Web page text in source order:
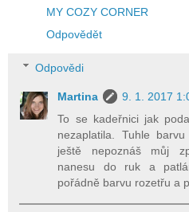
MY COZY CORNER
Odpovědět
Odpovědi
Martina
9. 1. 2017
To se kadeřnici jak
nezaplatila. Tuhle
ještě nepoznáš můj
nanesu do ruk a
pořádně barvu rozetřu a